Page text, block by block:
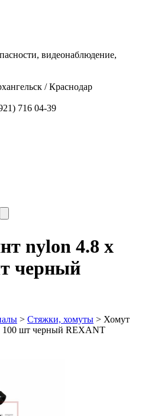
видеонаблюдение,
/ Краснодар
716 04-39
nylon 4.8 х
черный
> Стяжки, хомуты > Хомут
100 шт черный REXANT